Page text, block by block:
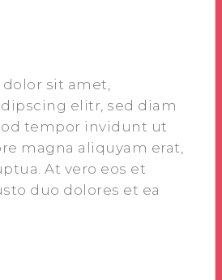
sit amet,
elitr, sed diam
tempor invidunt ut
magna aliquyam erat,
At vero eos et
duo dolores et ea